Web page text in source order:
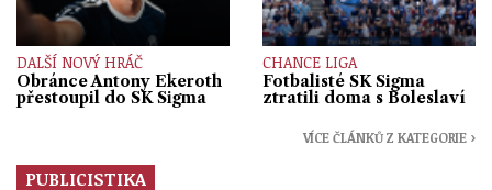
DALŠÍ NOVÝ HRÁČ
Obránce Antony Ekeroth
přestoupil do SK Sigma
CHANCE LIGA
Fotbalisté SK Sigma
ztratili doma s Boleslaví
VÍCE ČLÁNKŮ Z KATEGORIE ›
PUBLICISTIKA